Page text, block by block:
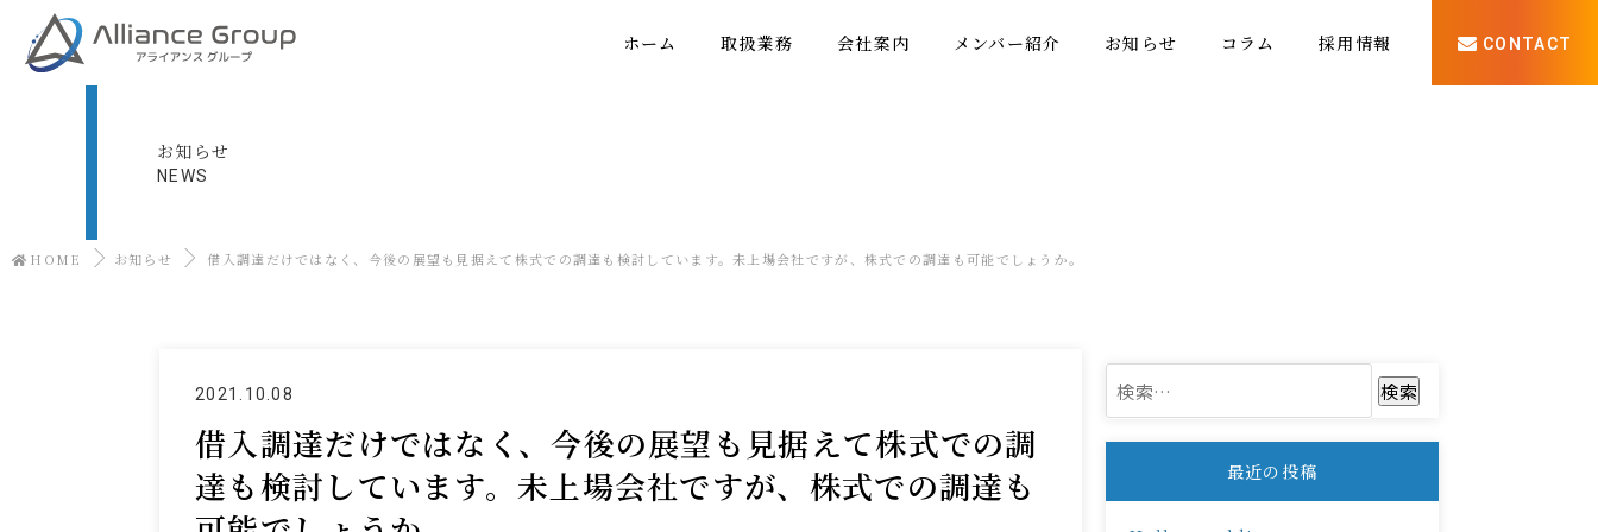
ホーム 取扱業務 会社案内 メンバー紹介 お知らせ コラム 採用情報 CONTACT
お知らせ
NEWS
HOME お知らせ 借入調達だけではなく、今後の展望も見据えて株式での調達も検討しています。未上場会社ですが、株式での調達も可能でしょうか。
2021.10.08
借入調達だけではなく、今後の展望も見据えて株式での調
達も検討しています。未上場会社ですが、株式での調達も
索:
最近の投稿